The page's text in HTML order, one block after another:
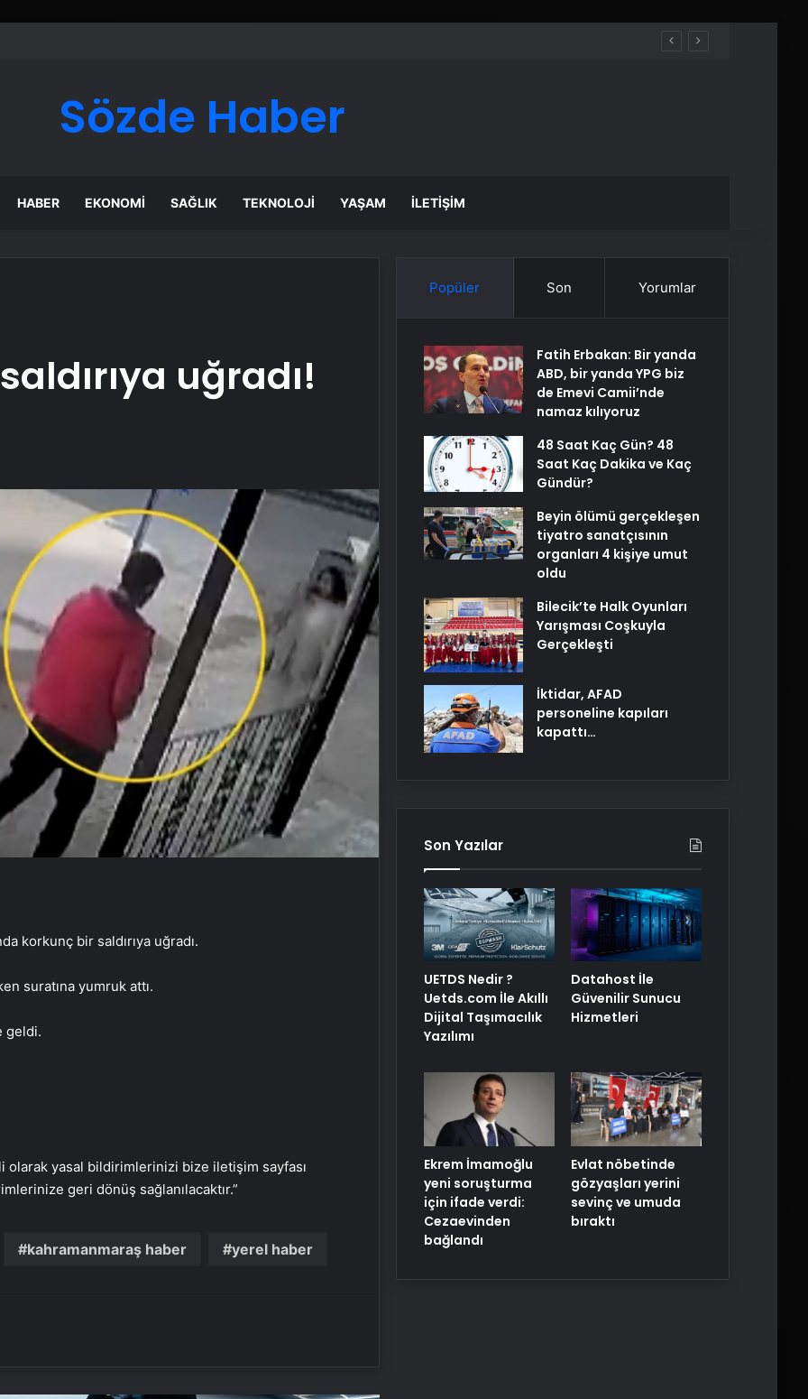
Taşımacılık Yazılımı
Sözde Haber
HABER EKONOMI SAĞLIK TEKNOLOJI YAŞAM İLETIŞIM
uğradı!
korkunç bir saldırıya uğradı.
suratına yumruk attı.
geldi.
olarak yasal bildirimlerinizi bize iletişim sayfası
geri dönüş sağlanılacaktır.”
kahramanmaraş haber yerel haber
AK Partili Hüseyin Yayman’dan
Boğaziçi Üniversitesi’ndeki olaylarda
6 tutuklama
Popüler Son Yorumlar
Fatih Erbakan: Bir yanda
ABD, bir yanda YPG biz
de Emevi Camii’nde
namaz kılıyoruz
48 Saat Kaç Gün? 48
Saat Kaç Dakika ve Kaç
Gündür?
Beyin ölümü gerçekleşen
tiyatro sanatçısının
organları 4 kişiye umut
oldu
Bilecik’te Halk Oyunları
Yarışması Coşkuyla
Gerçekleşti
İktidar, AFAD
personeline kapıları
kapattı…
Son Yazılar
UETDS Nedir ?
Uetds.com İle Akıllı
Dijital Taşımacılık
Yazılımı
Datahost İle
Güvenilir Sunucu
Hizmetleri
Ekrem İmamoğlu
yeni soruşturma
için ifade verdi:
Cezaevinden
bağlandı
Evlat nöbetinde
gözyaşları yerini
sevinç ve umuda
bıraktı